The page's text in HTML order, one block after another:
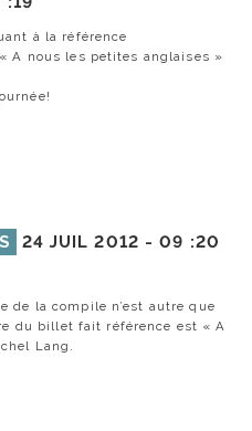
à la référence
A nous les petites anglaises »
24 JUIL 2012 -09 :20
de la compile n’est autre que
du billet fait référence est « A
Lang.